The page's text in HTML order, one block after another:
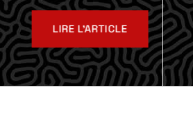
LIRE L'ARTICLE